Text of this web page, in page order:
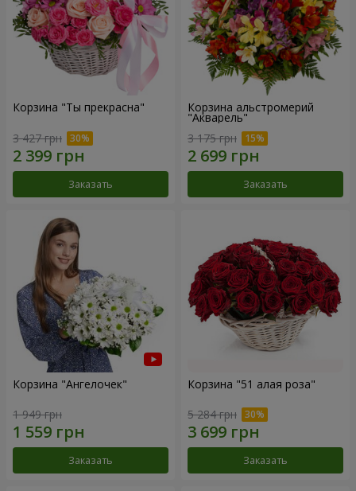
Корзина "Ты прекрасна"
3 427 грн
Заказать
Корзина альстромерий
"Акварель"
3 175 грн
Заказать
Корзина "Ангелочек"
1 949 грн
Заказать
Корзина "51 алая роза"
5 284 грн
Заказать